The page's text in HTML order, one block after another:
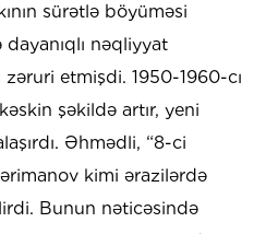
sürətlə böyüməsi
nəqliyyat
zəruri etmişdi. 1950-1960-cı
şəkildə artır, yeni
Əhmədli, “8-ci
kimi ərazilərdə
Bunun nəticəsində